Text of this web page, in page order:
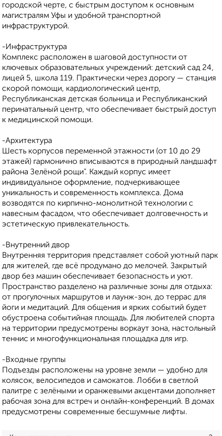
городской черте, с быстрым доступом к основным
магистралям Уфы и удобной транспортной
инфраструктурой.
-Инфраструктура
Комплекс расположен в шаговой доступности от
ключевых образовательных учреждений: детский сад 24,
лицей 5, школа 119. Практически через дорогу — станция
скорой помощи, кардиологический центр,
Республиканская детская больница и Республиканский
перинатальный центр, что обеспечивает быстрый доступ
к медицинской помощи.
-Архитектура
Шесть корпусов переменной этажности (от 10 до 29
этажей) гармонично вписываются в природный ландшафт
района Зелёной рощи". Каждый корпус имеет
индивидуальное оформление, подчеркивающее
уникальность и современность комплекса. Дома
возводятся по кирпично-монолитной технологии с
навесным фасадом, что обеспечивает долговечность и
эстетическую привлекательность.
-Внутренний двор
Внутренняя территория представляет собой уютный парк
для жителей, где всё продумано до мелочей. Закрытый
двор без машин обеспечивает безопасность и уют.
Пространство разделено на различные зоны для отдыха:
от прогулочных маршрутов и лаунж-зон, до террас для
йоги и медитаций. Для общения и ярких событий будет
обустроена событийная площадь. Для любителей спорта
на территории предусмотрены воркаут зона, настольный
теннис и многофункциональная площадка для игр.
-Входные группы
Подъезды расположены на уровне земли — удобно для
колясок, велосипедов и самокатов. Лобби в светлой
палитре с зелёными и оранжевыми акцентами дополняет
рабочая зона для встреч и онлайн-конференций. В домах
предусмотрены современные бесшумные лифты.